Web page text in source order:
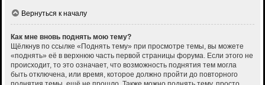
Вернуться к началу
Как мне вновь поднять мою тему?
Щёлкнув по ссылке «Поднять тему» при просмотре темы, вы можете
«поднять» её в верхнюю часть первой страницы форума. Если этого не
происходит, то это означает, что возможность поднятия тем могла
быть отключена, или время, которое должно пройти до повторного